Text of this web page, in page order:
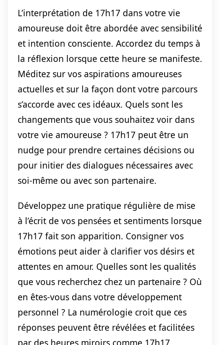
L’interprétation de 17h17 dans votre vie
amoureuse doit être abordée avec sensibilité
et intention consciente. Accordez du temps à
la réflexion lorsque cette heure se manifeste.
Méditez sur vos aspirations amoureuses
actuelles et sur la façon dont votre parcours
s’accorde avec ces idéaux. Quels sont les
changements que vous souhaitez voir dans
votre vie amoureuse ? 17h17 peut être un
nudge pour prendre certaines décisions ou
pour initier des dialogues nécessaires avec
soi-même ou avec son partenaire.
Développez une pratique régulière de mise
à l’écrit de vos pensées et sentiments lorsque
17h17 fait son apparition. Consigner vos
émotions peut aider à clarifier vos désirs et
attentes en amour. Quelles sont les qualités
que vous recherchez chez un partenaire ? Où
en êtes-vous dans votre développement
personnel ? La numérologie croit que ces
réponses peuvent être révélées et facilitées
par des heures miroirs comme 17h17.